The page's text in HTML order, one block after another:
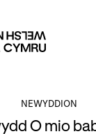
NEWYDDION
O mio